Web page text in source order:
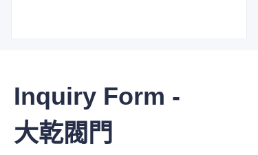
Inquiry Form -
大乾閥門